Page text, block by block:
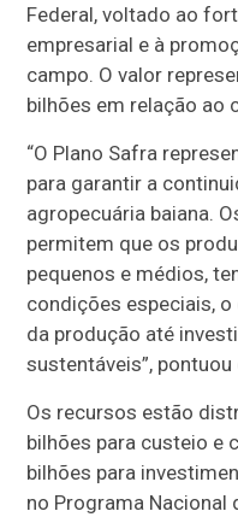
Federal, voltado ao
empresarial e à
campo. O valor
bilhões em relação ao
“O Plano Safra
para garantir a
agropecuária baiana.
permitem que os
pequenos e médios,
condições especiais,
da produção até
sustentáveis”,
Os recursos estão
bilhões para custeio e
bilhões para
no Programa Nacional